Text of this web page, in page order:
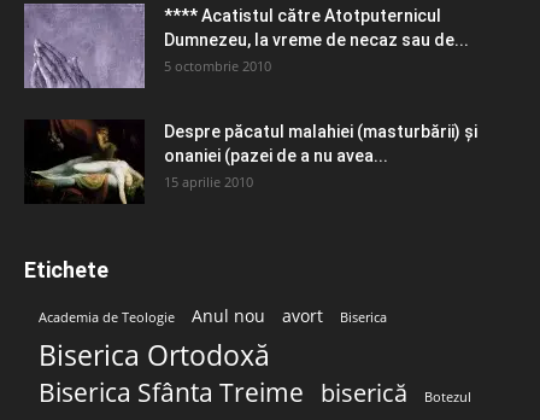
**** Acatistul către Atotputernicul
Dumnezeu, la vreme de necaz sau de...
5 octombrie 2010
Despre păcatul malahiei (masturbării) şi
onaniei (pazei de a nu avea...
15 aprilie 2010
Etichete
Academia de Teologie Anul nou avort Biserica
Biserica Ortodoxă
Biserica Sfânta Treime biserică Botezul